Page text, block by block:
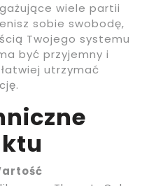
wiele partii
sobie swobodę,
Twojego systemu
być przyjemny i
utrzymać